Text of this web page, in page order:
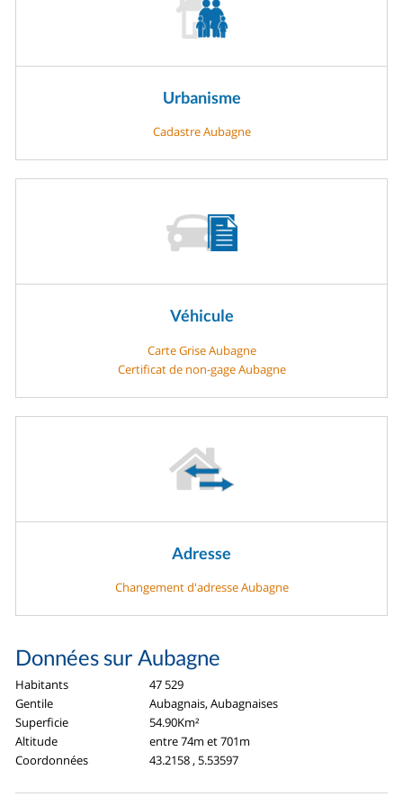
Urbanisme
Cadastre Aubagne
Véhicule
Carte Grise Aubagne
Certificat de non-gage Aubagne
Adresse
Changement d'adresse Aubagne
Données sur Aubagne
Habitants
47 529
Gentile
Aubagnais, Aubagnaises
Superficie
54.90Km²
Altitude
entre 74m et 701m
Coordonnées
43.2158 , 5.53597